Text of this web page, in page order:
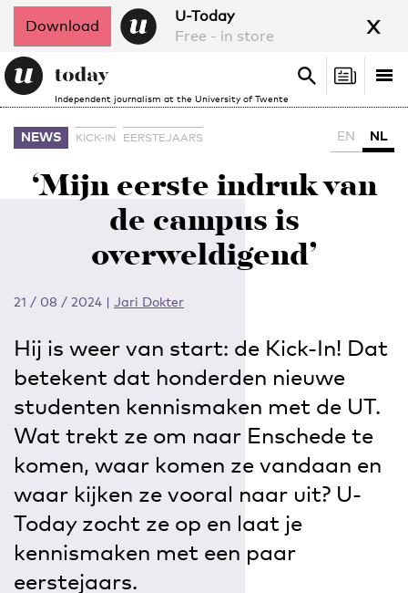
Download
U-Today
Free - in store
x
Independent journalism at the University of Twente
Search
Search
NEWS KICK-IN EERSTEJAARS EN NL
‘Mijn eerste indruk van
de campus is
overweldigend’
21 / 08 / 2024 | Jari Dokter
Hij is weer van start: de Kick-In! Dat
betekent dat honderden nieuwe
studenten kennismaken met de UT.
Wat trekt ze om naar Enschede te
komen, waar komen ze vandaan en
waar kijken ze vooral naar uit? U-
Today zocht ze op en laat je
kennismaken met een paar
eerstejaars.